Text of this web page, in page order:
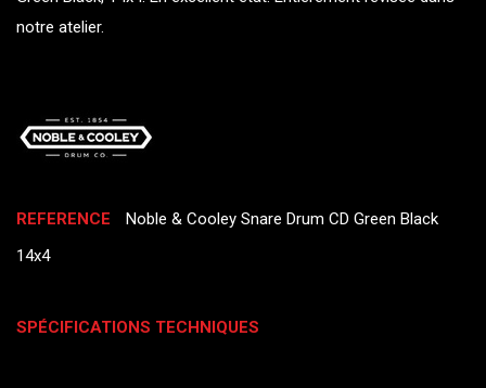
notre atelier.
REFERENCE
Noble & Cooley Snare Drum CD Green Black
14x4
SPÉCIFICATIONS TECHNIQUES